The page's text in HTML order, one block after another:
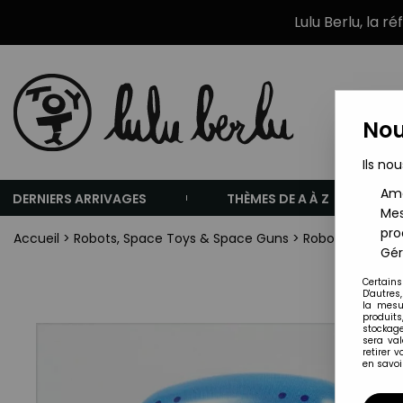
Lulu Berlu, la
DERNIERS ARRIVAGES THÈMES DE A À Z
Accueil > Robots, Space Toys & Space Guns > Robots (En
Ils
la
sera
retirer
en